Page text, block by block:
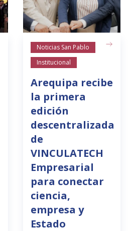
Noticias San Pablo
Institucional
Arequipa recibe
la primera
edición
descentralizada
de
VINCULATECH
Empresarial
para conectar
ciencia,
empresa y
Estado